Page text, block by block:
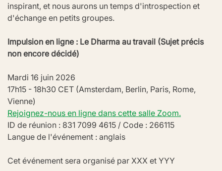
inspirant, et nous aurons un temps d'introspection et
d'échange en petits groupes.
Impulsion en ligne : Le Dharma au travail (Sujet précis
non encore décidé)
Mardi 16 juin 2026
17h15 - 18h30 CET (Amsterdam, Berlin, Paris, Rome,
Vienne)
Rejoignez-nous en ligne dans cette salle Zoom.
ID de réunion : 831 7099 4615 / Code : 266115
Langue de l'événement : anglais
Cet événement sera organisé par XXX et YYY